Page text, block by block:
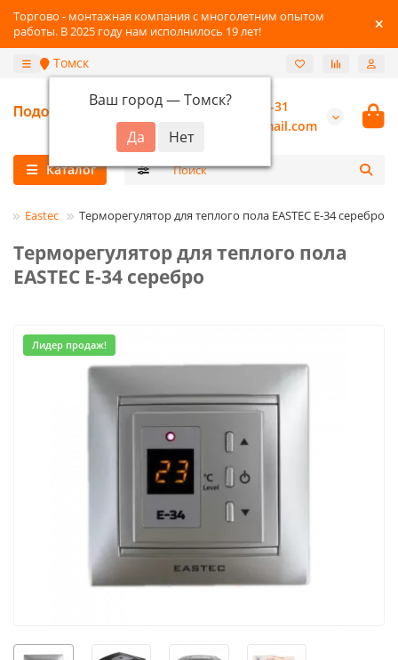
Торгово - монтажная компания с многолетним опытом
работы. В 2025 году нам исполнилось 19 лет!
Томск
Ваш город —Томск?
+7-3822-96-03-31
burannsk@gmail.com
Каталог
Eastec Терморегулятор для теплого пола EASTEC E-34 серебро
Терморегулятор для теплого пола
EASTEC E-34 серебро
Лидер продаж!